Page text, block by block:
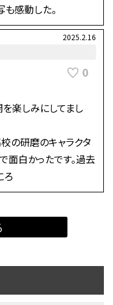
感動した。
2025.2.16
0
楽しみにしてまし
の研磨のキャラクタ
面白かったです。過去
ろ